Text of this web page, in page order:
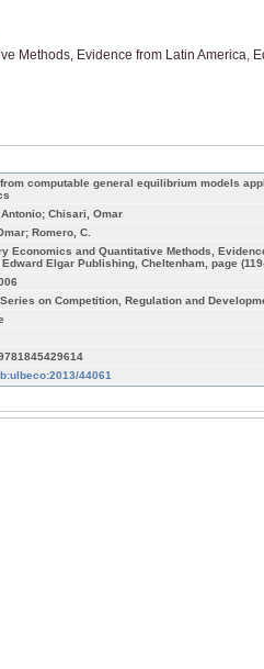
Methods, Evidence from Latin America,
computable general equilibrium models
Chisari, Omar
Romero, C.
Economics and Quantitative Methods,
Elgar Publishing, Cheltenham, page
Series on Competition, Regulation and
44061